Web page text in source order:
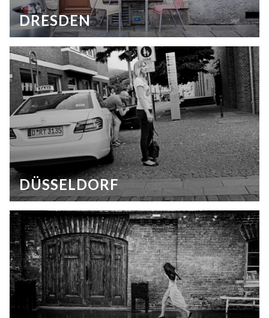
DRESDEN
DÜSSELDORF